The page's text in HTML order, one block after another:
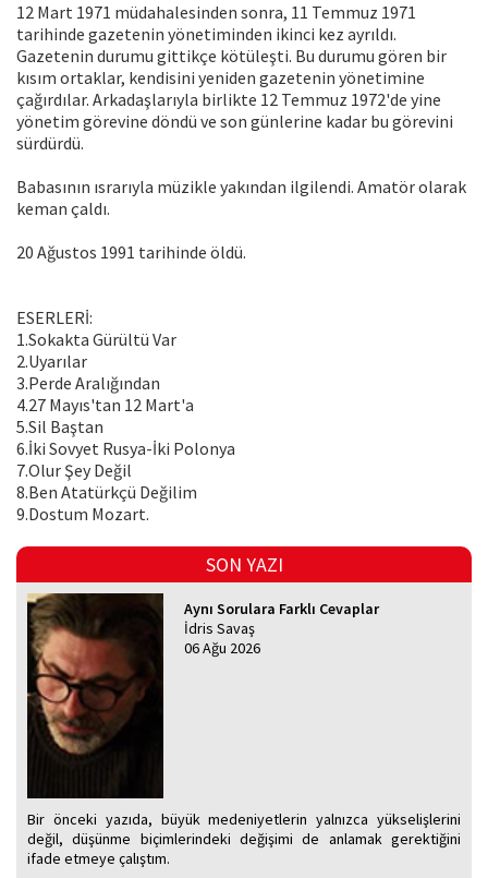
12 Mart 1971 müdahalesinden sonra, 11 Temmuz 1971
tarihinde gazetenin yönetiminden ikinci kez ayrıldı.
Gazetenin durumu gittikçe kötüleşti. Bu durumu gören bir
kısım ortaklar, kendisini yeniden gazetenin yönetimine
çağırdılar. Arkadaşlarıyla birlikte 12 Temmuz 1972'de yine
yönetim görevine döndü ve son günlerine kadar bu görevini
sürdürdü.
Babasının ısrarıyla müzikle yakından ilgilendi. Amatör olarak
keman çaldı.
20 Ağustos 1991 tarihinde öldü.
ESERLERİ:
1.Sokakta Gürültü Var
2.Uyarılar
3.Perde Aralığından
4.27 Mayıs'tan 12 Mart'a
5.Sil Baştan
6.İki Sovyet Rusya-İki Polonya
7.Olur Şey Değil
8.Ben Atatürkçü Değilim
9.Dostum Mozart.
SON YAZI
Aynı Sorulara Farklı Cevaplar
İdris Savaş
06 Ağu 2026
Bir önceki yazıda, büyük medeniyetlerin yalnızca yükselişlerini
değil, düşünme biçimlerindeki değişimi de anlamak gerektiğini
ifade etmeye çalıştım.